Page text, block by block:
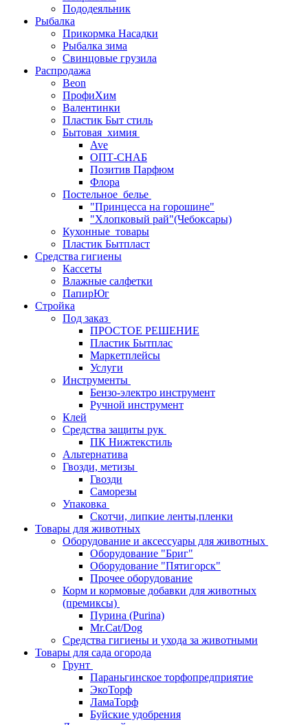
Пододеяльник
Рыбалка
Прикормка Насадки
Рыбалка зима
Свинцовые грузила
Распродажа
Beon
ПрофиХим
Валентинки
Пластик Быт стиль
Бытовая_химия
Ave
ОПТ-СНАБ
Позитив Парфюм
Флора
Постельное_белье
"Принцесса на горошине"
"Хлопковый рай"(Чебоксары)
Кухонные_товары
Пластик Бытпласт
Средства гигиены
Кассеты
Влажные салфетки
ПапирЮг
Стройка
Под заказ
ПРОСТОЕ РЕШЕНИЕ
Пластик Бытплас
Маркетплейсы
Услуги
Инструменты
Бензо-электро инструмент
Ручной инструмент
Клей
Средства защиты рук
ПК Нижтекстиль
Альтернатива
Гвозди, метизы
Гвозди
Саморезы
Упаковка
Скотчи, липкие ленты,пленки
Товары для животных
Оборудование и аксессуары для животных
Оборудование "Бриг"
Оборудование "Пятигорск"
Прочее оборудование
Корм и кормовые добавки для животных
(премиксы)
Пурина (Purina)
Mr.Cat/Dog
Средства гигиены и ухода за животными
Товары для сада огорода
Грунт
Параньгинское торфопредприятие
ЭкоТорф
ЛамаТорф
Буйские удобрения